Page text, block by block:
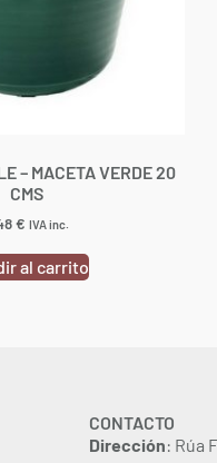
– MACETA VERDE 20
CMS
€ IVA inc.
al carrito
CONTACTO
Dirección: Rúa